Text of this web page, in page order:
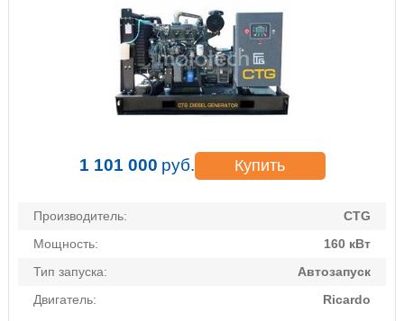
1 101 000 руб. Купить
Производитель:
CTG
Мощность:
160 кВт
Тип запуска:
Автозапуск
Двигатель:
Ricardo